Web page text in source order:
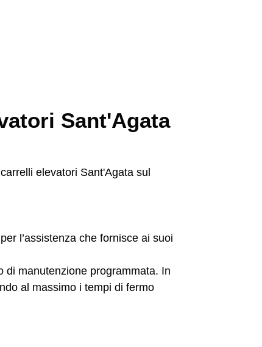
Sant'Agata
per l’assistenza che fornisce ai suoi
di manutenzione programmata. In
al massimo i tempi di fermo